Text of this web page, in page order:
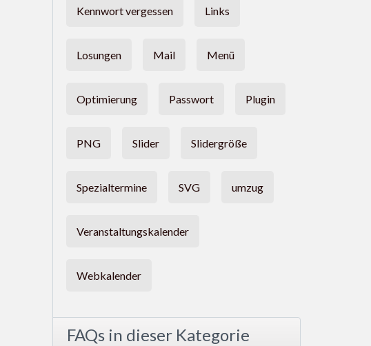
Kennwort vergessen Links
Losungen Mail Menü
Optimierung Passwort Plugin
PNG Slider Slidergröße
Spezialtermine SVG umzug
Veranstaltungskalender
Webkalender
FAQs in dieser Kategorie